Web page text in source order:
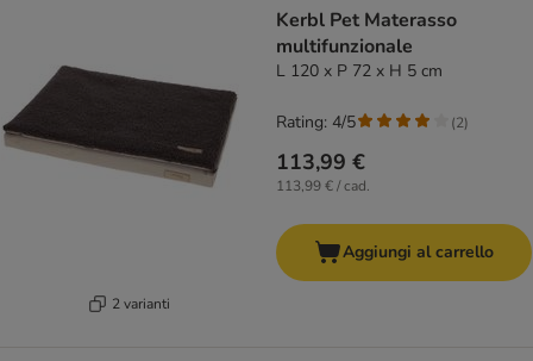
2 varianti
Kerbl Pet Materasso
multifunzionale
L 120 x P 72 x H 5 cm
113,99 €
113,99 € / cad.
Rating: 4/5 (2)
Aggiungi al carrello